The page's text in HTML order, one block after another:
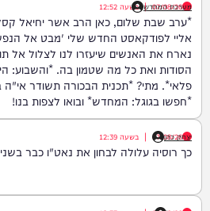
מערכת המחדש
07/08/26
| בשעה 12:52
*ערב שבת שלום, כאן הרב אשר יחיאל
אליי לפודקאסט החדש שלי 'מבט אל
נארח את האנשים שיעזרו לנו לצלול אל
הסודות ואת כל מה שטמון בה. *והשבוע:
*חפשו בגוגל: המחדש* ובואו לצפות בנו!
יצחק כהן
07/08/26
| בשעה 12:39
כך רוסיה עלולה לבחון את נאט"ו כבר